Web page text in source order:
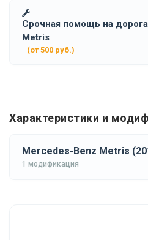
Срочная помощь на
Metris
(от 500 руб.)
Характеристики и
Mercedes-Benz Metris
1 модификация